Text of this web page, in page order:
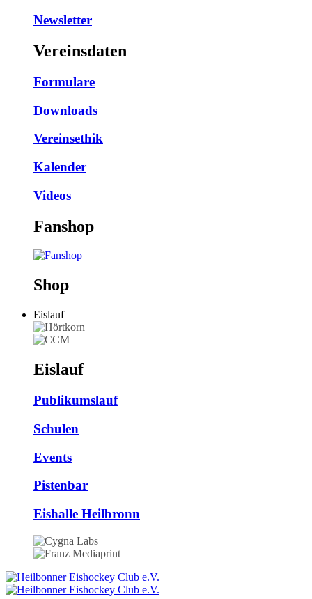
Newsletter
Vereinsdaten
Formulare
Downloads
Vereinsethik
Kalender
Videos
Fanshop
Shop
Eislauf
Eislauf
Publikumslauf
Schulen
Events
Pistenbar
Eishalle Heilbronn